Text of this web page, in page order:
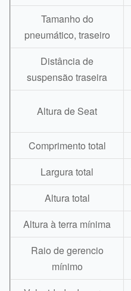
Tamanho do
pneumático, traseiro
Distância de
suspensão traseira
Altura de Seat
Comprimento total
Largura total
Altura total
Altura à terra mínima
Raio de gerencio
mínimo